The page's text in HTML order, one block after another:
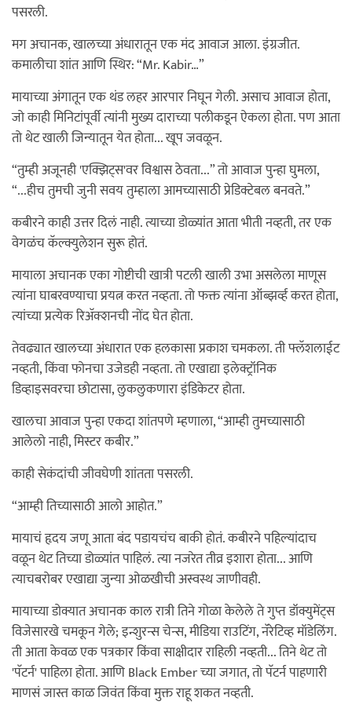
पसरली.
मग अचानक, खालच्या अंधारातून एक मंद आवाज आला. इंग्रजीत.
कमालीचा शांत आणि स्थिर: “Mr. Kabir…”
मायाच्या अंगातून एक थंड लहर आरपार निघून गेली. असाच आवाज होता,
जो काही मिनिटांपूर्वी त्यांनी मुख्य दाराच्या पलीकडून ऐकला होता. पण आता
तो थेट खाली जिन्यातून येत होता... खूप जवळून.
“तुम्ही अजूनही 'एक्झिट्स'वर विश्वास ठेवता...” तो आवाज पुन्हा घुमला,
“...हीच तुमची जुनी सवय तुम्हाला आमच्यासाठी प्रेडिक्टेबल बनवते.”
कबीरने काही उत्तर दिलं नाही. त्याच्या डोळ्यांत आता भीती नव्हती, तर एक
वेगळंच कॅल्क्युलेशन सुरू होतं.
मायाला अचानक एका गोष्टीची खात्री पटली खाली उभा असलेला माणूस
त्यांना घाबरवण्याचा प्रयत्न करत नव्हता. तो फक्त त्यांना ऑब्झर्व्ह करत होता,
त्यांच्या प्रत्येक रिअ‍ॅक्शनची नोंद घेत होता.
तेवढ्यात खालच्या अंधारात एक हलकासा प्रकाश चमकला. ती फ्लॅशलाईट
नव्हती, किंवा फोनचा उजेडही नव्हता. तो एखाद्या इलेक्ट्रॉनिक
डिव्हाइसवरचा छोटासा, लुकलुकणारा इंडिकेटर होता.
खालचा आवाज पुन्हा एकदा शांतपणे म्हणाला, “आम्ही तुमच्यासाठी
आलेलो नाही, मिस्टर कबीर.”
काही सेकंदांची जीवघेणी शांतता पसरली.
“आम्ही तिच्यासाठी आलो आहोत.”
मायाचं हृदय जणू आता बंद पडायचंच बाकी होतं. कबीरने पहिल्यांदाच
वळून थेट तिच्या डोळ्यांत पाहिलं. त्या नजरेत तीव्र इशारा होता... आणि
त्याचबरोबर एखाद्या जुन्या ओळखीची अस्वस्थ जाणीवही.
मायाच्या डोक्यात अचानक काल रात्री तिने गोळा केलेले ते गुप्त डॉक्युमेंट्स
विजेसारखे चमकून गेले; इन्शुरन्स चेन्स, मीडिया राउटिंग, नॅरेटिव्ह मॉडेलिंग.
ती आता केवळ एक पत्रकार किंवा साक्षीदार राहिली नव्हती... तिने थेट तो
'पॅटर्न' पाहिला होता. आणि Black Ember च्या जगात, तो पॅटर्न पाहणारी
माणसं जास्त काळ जिवंत किंवा मुक्त राहू शकत नव्हती.